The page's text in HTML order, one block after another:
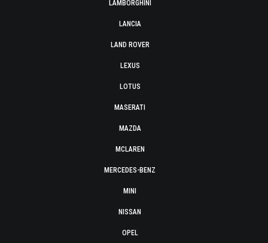
LAMBORGHINI
LANCIA
LAND ROVER
LEXUS
LOTUS
MASERATI
MAZDA
MCLAREN
MERCEDES-BENZ
MINI
NISSAN
OPEL